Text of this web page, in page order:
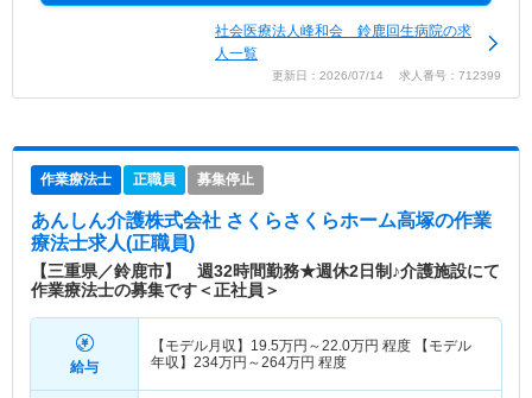
社会医療法人峰和会 鈴鹿回生病院の求
人一覧
更新日：2026/07/14 求人番号：712399
作業療法士 正職員 募集停止
あんしん介護株式会社 さくらさくらホーム高塚の作業
療法士求人(正職員)
【三重県／鈴鹿市】 週32時間勤務★週休2日制♪介護施設にて
作業療法士の募集です＜正社員＞
給与
【モデル月収】 19.5万円～22.0万円 程度 【モデル
年収】 234万円～264万円 程度